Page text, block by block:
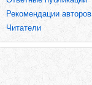
Рекомендации авторов
Читатели